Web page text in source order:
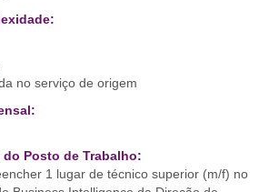
no serviço de origem
do Posto de Trabalho:
1 lugar de técnico superior (m/f) no